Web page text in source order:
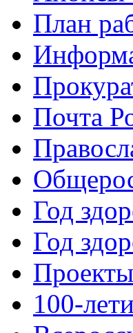
План
Почта
Год
Год
100-